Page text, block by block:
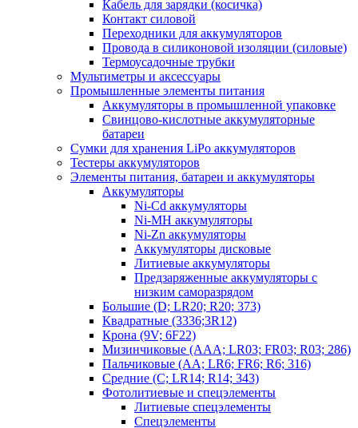
Кабель для зарядки (косичка)
Контакт силовой
Переходники для аккумуляторов
Провода в силиконовой изоляции (силовые)
Термоусадочные трубки
Мультиметры и аксессуары
Промышленные элементы питания
Аккумуляторы в промышленной упаковке
Свинцово-кислотные аккумуляторные
батареи
Сумки для хранения LiPo аккумуляторов
Тестеры аккумуляторов
Элементы питания, батареи и аккумуляторы
Аккумуляторы
Ni-Cd аккумуляторы
Ni-MH аккумуляторы
Ni-Zn аккумуляторы
Аккумуляторы дисковые
Литиевые аккумуляторы
Предзаряженные аккумуляторы с
низким саморазрядом
Большие (D; LR20; R20; 373)
Квадратные (3336;3R12)
Крона (9V; 6F22)
Мизинчиковые (AAA; LR03; FR03; R03; 286)
Пальчиковые (AA; LR6; FR6; R6; 316)
Средние (C; LR14; R14; 343)
Фотолитиевые и спецэлементы
Литиевые спецэлементы
Спецэлементы